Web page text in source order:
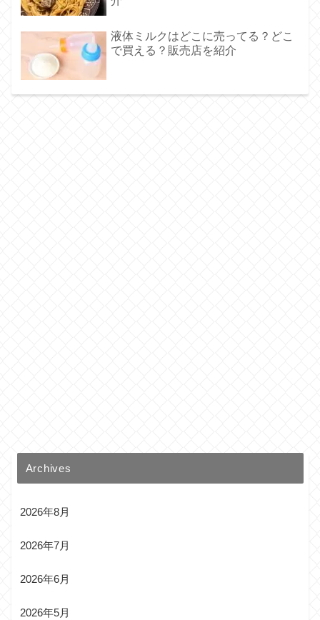
液体ミルクはどこに売ってる？どこ
で買える？販売店を紹介
Archives
2026年8月
2026年7月
2026年6月
2026年5月